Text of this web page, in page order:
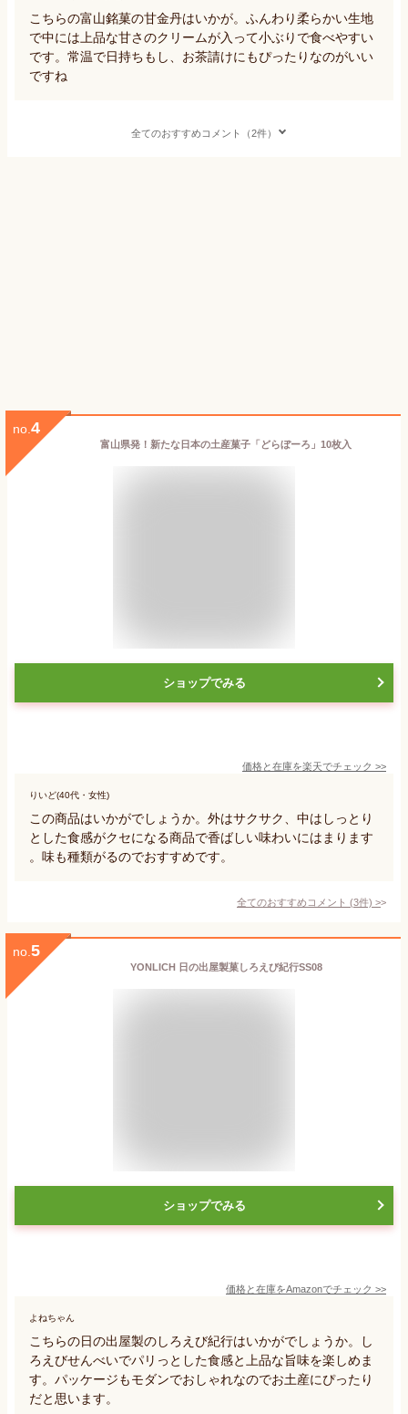
こちらの富山銘菓の甘金丹はいかが。ふんわり柔らかい生地
で中には上品な甘さのクリームが入って小ぶりで食べやすい
です。常温で日持ちもし、お茶請けにもぴったりなのがいい
ですね
全てのおすすめコメント（2件）
no. 4
富山県発！新たな日本の土産菓子「どらぼーろ」10枚入
ショップでみる
価格と在庫を楽天でチェック >>
りいど(40代・女性)
この商品はいかがでしょうか。外はサクサク、中はしっとり
とした食感がクセになる商品で香ばしい味わいにはまります
。味も種類がるのでおすすめです。
全てのおすすめコメント (3件) >
no. 5
YONLICH 日の出屋製菓しろえび紀行SS08
ショップでみる
価格と在庫をAmazonでチェック >>
よねちゃん
こちらの日の出屋製のしろえび紀行はいかがでしょうか。し
ろえびせんべいでパリっとした食感と上品な旨味を楽しめま
す。パッケージもモダンでおしゃれなのでお土産にぴったり
だと思います。